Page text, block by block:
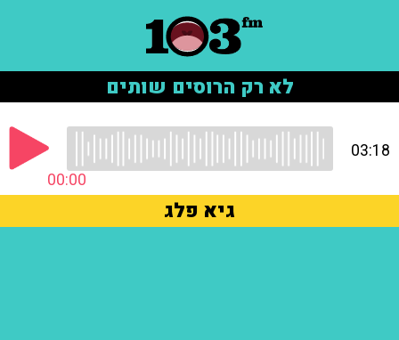
לא רק הרוסים שותים
00:00
03:18
גיא פלג